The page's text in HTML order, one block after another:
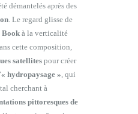
démantelés après des
. Le regard glisse de
à la verticalité
cette composition,
satellitespour créer
« hydropaysage » , qui
cherchant à
pittoresques de